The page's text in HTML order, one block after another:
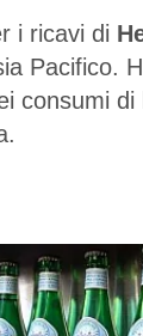
i ricavi di
Pacifico.
consumi di